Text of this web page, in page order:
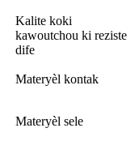
Kalite koki
kawoutchou ki reziste
dife
Materyèl kontak
Materyèl sele